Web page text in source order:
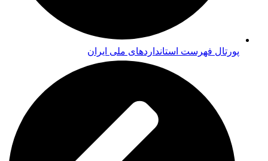
پورتال فهرست استانداردهای ملی ایران